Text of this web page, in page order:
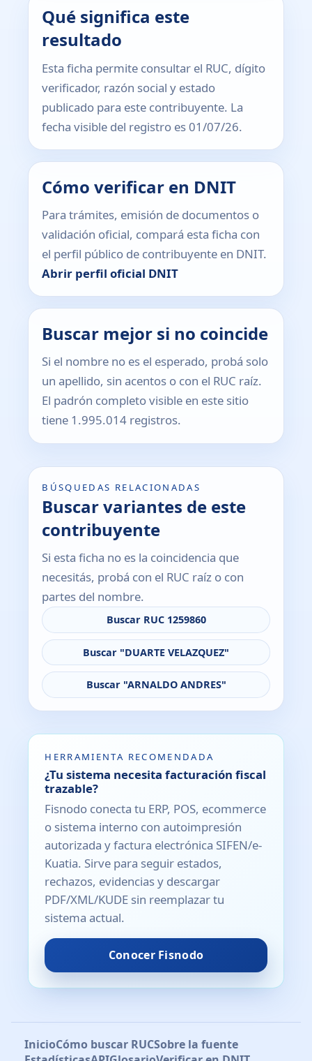
Qué significa este
resultado
Esta ficha permite consultar el RUC, dígito
verificador, razón social y estado
publicado para este contribuyente. La
fecha visible del registro es 01/07/26.
Cómo verificar en DNIT
Para trámites, emisión de documentos o
validación oficial, compará esta ficha con
el perfil público de contribuyente en DNIT.
Abrir perfil oficial DNIT
Buscar mejor si no coincide
Si el nombre no es el esperado, probá solo
un apellido, sin acentos o con el RUC raíz.
El padrón completo visible en este sitio
tiene 1.995.014 registros.
BÚSQUEDAS RELACIONADAS
Buscar variantes de este
contribuyente
Si esta ficha no es la coincidencia que
necesitás, probá con el RUC raíz o con
partes del nombre.
Buscar RUC 1259860
Buscar "DUARTE VELAZQUEZ"
Buscar "ARNALDO ANDRES"
HERRAMIENTA RECOMENDADA
¿Tu sistema necesita facturación fiscal
trazable?
Fisnodo conecta tu ERP, POS, ecommerce
o sistema interno con autoimpresión
autorizada y factura electrónica SIFEN/e-
Kuatia. Sirve para seguir estados,
rechazos, evidencias y descargar
PDF/XML/KUDE sin reemplazar tu
sistema actual.
Conocer Fisnodo
InicioCómo buscar RUCSobre la fuente